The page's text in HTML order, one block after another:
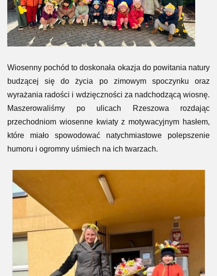
Wiosenny pochód to doskonała okazja do powitania natury
budzącej się do życia po zimowym spoczynku oraz
wyrażania radości i wdzięczności za nadchodzącą wiosnę.
Maszerowaliśmy po ulicach Rzeszowa rozdając
przechodniom wiosenne kwiaty z motywacyjnym hasłem,
które miało spowodować natychmiastowe polepszenie
humoru i ogromny uśmiech na ich twarzach.